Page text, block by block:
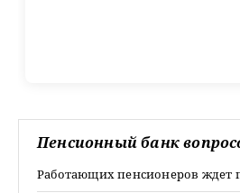
Пенсионный банк
Работающих пенсионеров ждет